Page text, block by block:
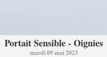
Portait Sensible - Oignies
mardi 09 mai 2023